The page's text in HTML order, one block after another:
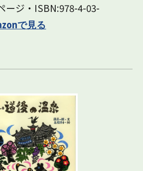
ージ・ISBN:978-4-03-
で見る